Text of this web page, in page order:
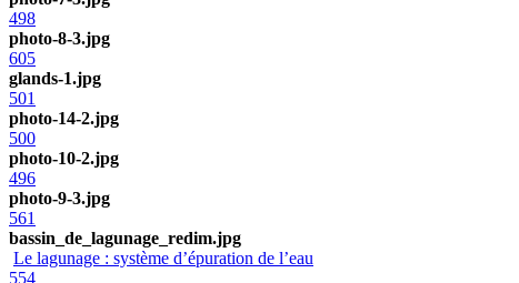
498
photo-8-3.jpg
605
glands-1.jpg
501
photo-14-2.jpg
500
photo-10-2.jpg
496
photo-9-3.jpg
561
bassin_de_lagunage_redim.jpg
Le lagunage : système d’épuration de l’eau
554